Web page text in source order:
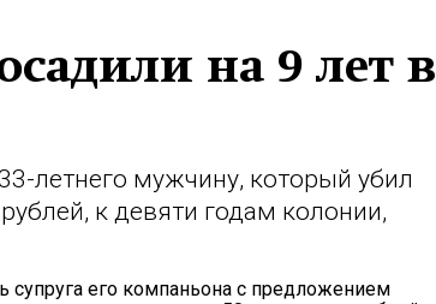
на 9 лет в
летнего мужчину, который убил
к девяти годам колонии,
супруга его компаньона с предложением